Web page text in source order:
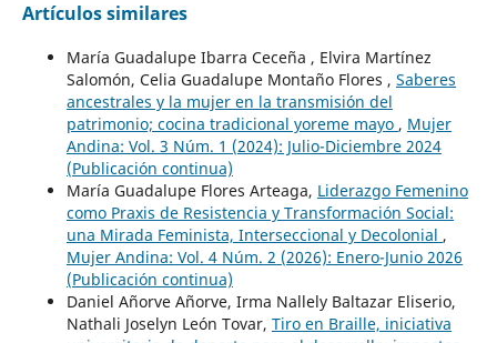
Artículos similares
María Guadalupe Ibarra Ceceña , Elvira Martínez
Salomón, Celia Guadalupe Montaño Flores , Saberes
ancestrales y la mujer en la transmisión del
patrimonio; cocina tradicional yoreme mayo , Mujer
Andina: Vol. 3 Núm. 1 (2024): Julio-Diciembre 2024
(Publicación continua)
María Guadalupe Flores Arteaga, Liderazgo Femenino
como Praxis de Resistencia y Transformación Social:
una Mirada Feminista, Interseccional y Decolonial ,
Mujer Andina: Vol. 4 Núm. 2 (2026): Enero-Junio 2026
(Publicación continua)
Daniel Añorve Añorve, Irma Nallely Baltazar Eliserio,
Nathali Joselyn León Tovar, Tiro en Braille, iniciativa